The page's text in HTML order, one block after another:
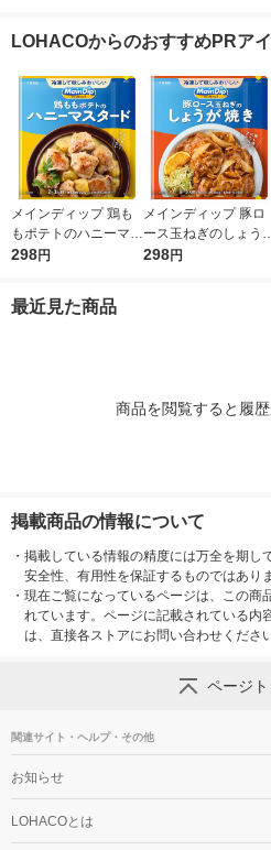
LOHACOからのおすすめPRア
メインディップ 鶏も
もポテトのハニーマス
タード 1個（2〜3人
料) 時短 大塚食品
298円
メインディップ 豚ロ
ース玉ねぎのしょう
焼き 1個（2〜3人前）
298円
最近見た商品
商品を閲覧すると履
掲載商品の情報について
・ 掲載している情報の精度には万全を期し
安全性、有用性を保証するものではあり
・ 現在ご覧になっているページは、この商
れています。ページに記載されている内
は、直接各ストアにお問い合わせください
ページ
関連サイト・ヘルプ・その他
お知らせ
LOHACOとは